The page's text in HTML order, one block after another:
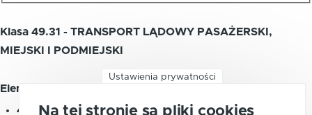
Klasa 49.31 - TRANSPORT LĄDOWY PASAŻERSKI,
MIEJSKI I PODMIEJSKI
Element zawiera:
49.31.1-Transport kolejowy pasażerski, miejski i
Ustawienia prywatności
Na tej stronie są pliki cookies